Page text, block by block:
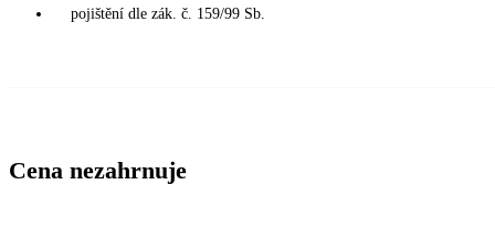
pojištění dle zák. č. 159/99 Sb.
Cena nezahrnuje